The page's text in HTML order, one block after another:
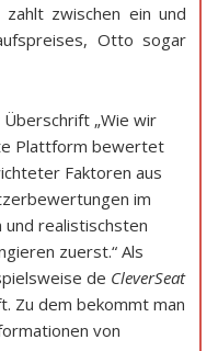
zahlt zwischen ein und
Otto sogar
„Wie wir
Plattform bewertet
Faktoren aus
im
realistischsten
zuerst.“ Als
de CleverSeat
Zu dem bekommt man
von